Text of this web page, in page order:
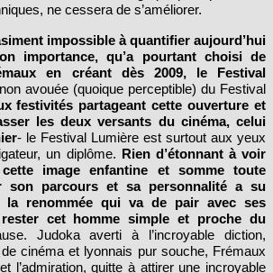
impossible à quantifier aujourd’hui
importance, qu’a pourtant choisi de
en créant dès 2009, le Festival
avouée (quoique perceptible) du Festival
festivités partageant cette ouverture et
les deux versants du cinéma, celui
- le Festival Lumière est surtout aux yeux
un diplôme.Rien d’étonnant à voir
image enfantine et somme toute
son parcours et sa personnalité a su
la renommée qui va de pair avec ses
cet homme simple et proche du
Judoka averti à l’incroyable diction,
cinéma et lyonnais pur souche, Frémaux
l’admiration, quitte à attirer une incroyable
véritable taulier dans le milieu.